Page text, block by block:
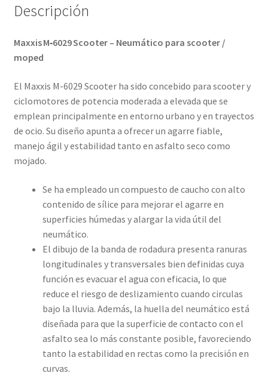
Descripción
Maxxis M‑6029 Scooter – Neumático para scooter /
moped
El Maxxis M-6029 Scooter ha sido concebido para scooter y
ciclomotores de potencia moderada a elevada que se
emplean principalmente en entorno urbano y en trayectos
de ocio. Su diseño apunta a ofrecer un agarre fiable,
manejo ágil y estabilidad tanto en asfalto seco como
mojado.
Se ha empleado un compuesto de caucho con alto
contenido de sílice para mejorar el agarre en
superficies húmedas y alargar la vida útil del
neumático.
El dibujo de la banda de rodadura presenta ranuras
longitudinales y transversales bien definidas cuya
función es evacuar el agua con eficacia, lo que
reduce el riesgo de deslizamiento cuando circulas
bajo la lluvia. Además, la huella del neumático está
diseñada para que la superficie de contacto con el
asfalto sea lo más constante posible, favoreciendo
tanto la estabilidad en rectas como la precisión en
curvas.